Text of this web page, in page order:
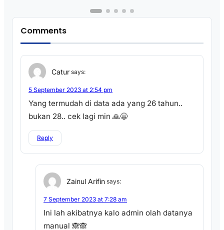
Comments
Catur says:
5 September 2023 at 2:54 pm
Yang termudah di data ada yang 26 tahun..
bukan 28.. cek lagi min 🙏😁
Reply
Zainul Arifin says:
7 September 2023 at 7:28 am
Ini lah akibatnya kalo admin olah datanya
manual 🙈🙈